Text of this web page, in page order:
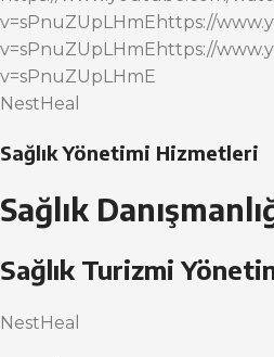
v=sPnuZUpLHmEhttps://
v=sPnuZUpLHmEhttps://
v=sPnuZUpLHmE
NestHeal
Sağlık Yönetimi Hizmetleri
Sağlık
Sağlık Turizmi
NestHeal